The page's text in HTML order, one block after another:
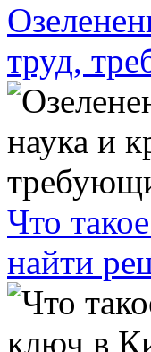
труд,
Что
найти